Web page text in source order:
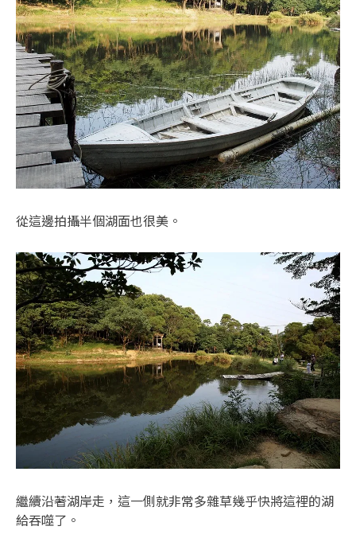
從這邊拍攝半個湖面也很美。
繼續沿著湖岸走，這一側就非常多雜草幾乎快將這裡的湖
給吞噬了。